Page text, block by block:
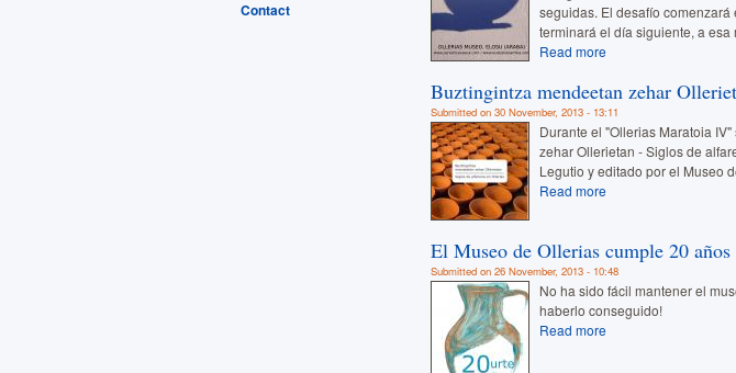
seguidas. El desafío
terminará el día siguiente, a esa
Read more
Buztingintza mendeetan zehar
Submitted on 30 November, 2013 - 13:11
Durante el "Ollerias Maratoia
zehar Ollerietan - Siglos de
Legutio y editado por el Museo
Read more
El Museo de Ollerias cumple 20 años
Submitted on 26 November, 2013 - 10:48
No ha sido fácil mantener el
haberlo conseguido!
Read more
Contact